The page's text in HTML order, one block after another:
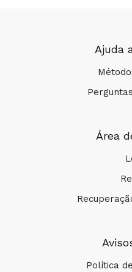
Ajuda
Área
Política